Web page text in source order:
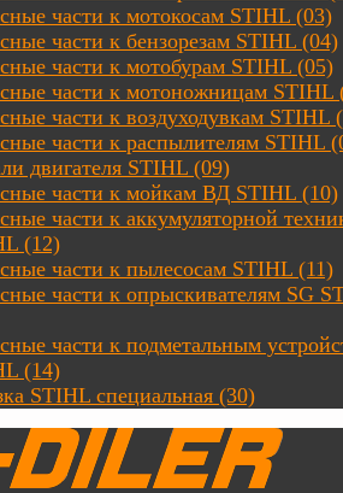
части к мотокосам STIHL (03)
части к бензорезам STIHL (04)
части к мотобурам STIHL (05)
части к мотоножницам STIHL
части к воздуходувкам STIHL
части к распылителям STIHL
двигателя STIHL (09)
части к мойкам ВД STIHL (10)
части к аккумуляторной
(12)
части к пылесосам STIHL (11)
части к опрыскивателям SG
части к подметальным
(14)
STIHL специальная (30)